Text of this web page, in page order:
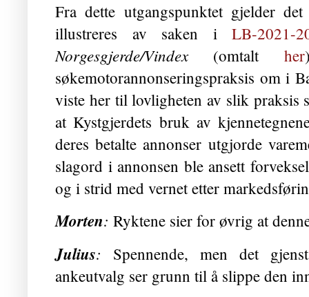
Fra dette utgangspunktet gjelder
illustreres av saken iLB-2021-
Norgesgjerde/Vindex(omtalt her
søkemotorannonseringspraksis om i
viste her til lovligheten av slik praksis
at Kystgjerdets bruk av
deres betalte annonser utgjorde
slagord i annonsen ble ansett
og i strid med vernet etter
Morten: Ryktene sier for øvrig at
Julius: Spennende, men det
ankeutvalg ser grunn til å slippe den